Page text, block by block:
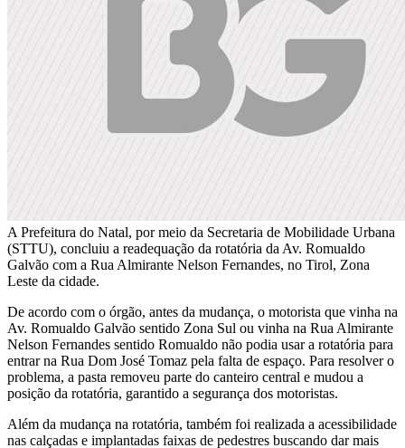
A Prefeitura do Natal, por meio da Secretaria de Mobilidade Urbana
(STTU), concluiu a readequação da rotatória da Av. Romualdo
Galvão com a Rua Almirante Nelson Fernandes, no Tirol, Zona
Leste da cidade.
De acordo com o órgão, antes da mudança, o motorista que vinha na
Av. Romualdo Galvão sentido Zona Sul ou vinha na Rua Almirante
Nelson Fernandes sentido Romualdo não podia usar a rotatória para
entrar na Rua Dom José Tomaz pela falta de espaço. Para resolver o
problema, a pasta removeu parte do canteiro central e mudou a
posição da rotatória, garantido a segurança dos motoristas.
Além da mudança na rotatória, também foi realizada a acessibilidade
nas calçadas e implantadas faixas de pedestres buscando dar mais